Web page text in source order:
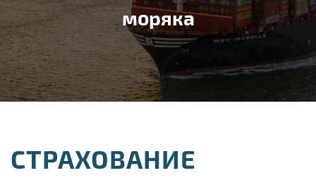
моряка
СТРАХОВАНИЕ